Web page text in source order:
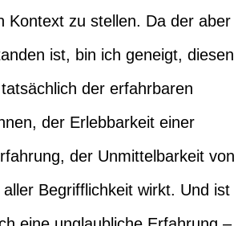
Kontext zu stellen. Da der aber
ist, bin ich geneigt, diesen
der erfahrbaren
der Erlebbarkeit einer
der Unmittelbarkeit von
Begrifflichkeit wirkt. Und ist